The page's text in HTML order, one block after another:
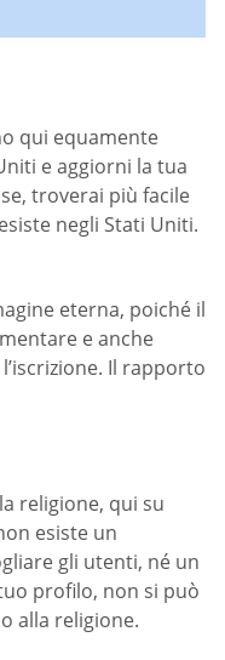
qui equamente
e aggiorni la tua
troverai più facile
negli Stati Uniti.
eterna, poiché il
e anche
Il rapporto
religione, qui su
esiste un
gli utenti, né un
profilo, non si può
alla religione.